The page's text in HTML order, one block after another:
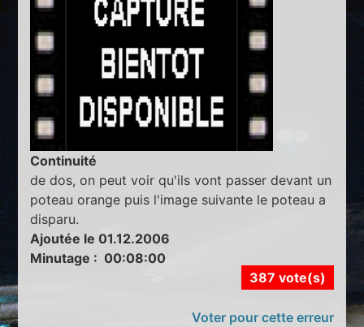
Continuité
de dos, on peut voir qu'ils vont passer devant un
poteau orange puis l'image suivante le poteau a
disparu.
Ajoutée le 01.12.2006
Minutage : 00:08:00
387 vote(s)
Voter pour cette erreur